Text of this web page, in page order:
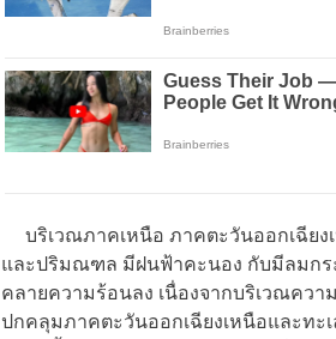
บริเวณภาคเหนือ ภาคตะวันออกเฉียง
และปริมณฑล มีฝนฟ้าคะนอง กับมีลมกร
คลายความร้อนลง เนื่องจากบริเวณคว
ปกคลุมภาคตะวันออกเฉียงเหนือและทะ